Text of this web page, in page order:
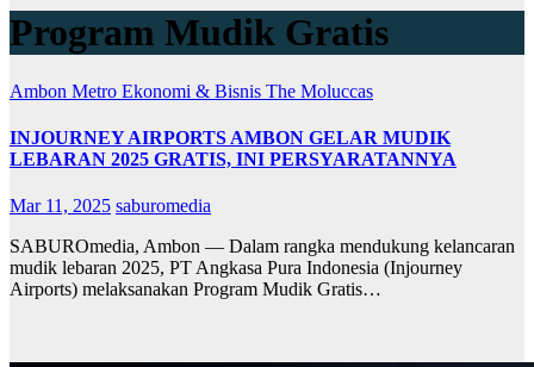
Program Mudik Gratis
Ambon Metro Ekonomi & Bisnis The Moluccas
INJOURNEY AIRPORTS AMBON GELAR MUDIK
LEBARAN 2025 GRATIS, INI PERSYARATANNYA
Mar 11, 2025 saburomedia
SABUROmedia, Ambon — Dalam rangka mendukung kelancaran
mudik lebaran 2025, PT Angkasa Pura Indonesia (Injourney
Airports) melaksanakan Program Mudik Gratis…